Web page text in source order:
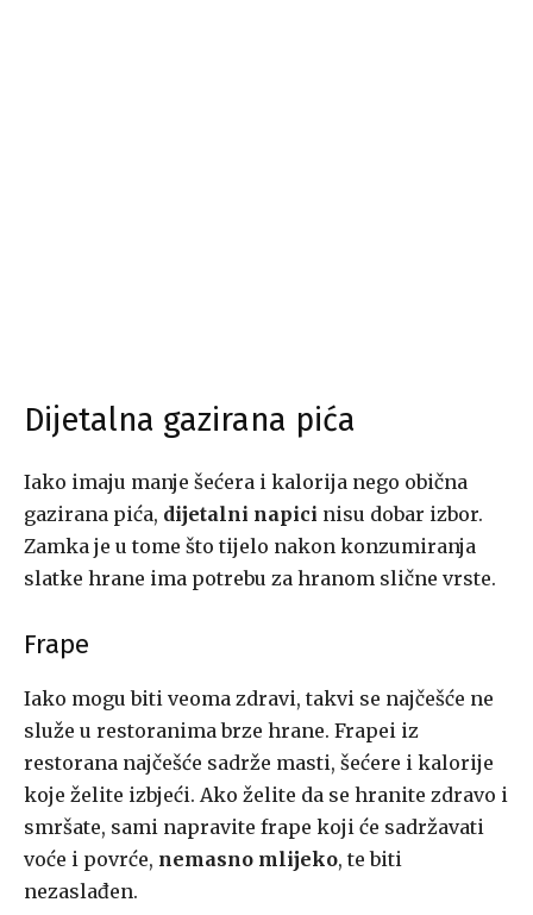
Dijetalna gazirana pića
Iako imaju manje šećera i kalorija nego obična
gazirana pića, dijetalni napici nisu dobar izbor.
Zamka je u tome što tijelo nakon konzumiranja
slatke hrane ima potrebu za hranom slične vrste.
Frape
Iako mogu biti veoma zdravi, takvi se najčešće ne
služe u restoranima brze hrane. Frapei iz
restorana najčešće sadrže masti, šećere i kalorije
koje želite izbjeći. Ako želite da se hranite zdravo i
smršate, sami napravite frape koji će sadržavati
voće i povrće, nemasno mlijeko, te biti
nezaslađen.